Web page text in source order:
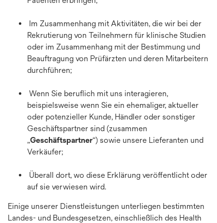
Im Zusammenhang mit Aktivitäten, die wir bei der
Rekrutierung von Teilnehmern für klinische Studien
oder im Zusammenhang mit der Bestimmung und
Beauftragung von Prüfärzten und deren Mitarbeitern
durchführen;
Wenn Sie beruflich mit uns interagieren,
beispielsweise wenn Sie ein ehemaliger, aktueller
oder potenzieller Kunde, Händler oder sonstiger
Geschäftspartner sind (zusammen
„Geschäftspartner“) sowie unsere Lieferanten und
Verkäufer;
Überall dort, wo diese Erklärung veröffentlicht oder
auf sie verwiesen wird.
Einige unserer Dienstleistungen unterliegen bestimmten
Landes- und Bundesgesetzen, einschließlich des Health